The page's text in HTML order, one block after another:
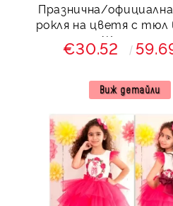
Празнична/
рокля на цветя с тюл в жълто
Жулиета
€30.52
Виж детайли